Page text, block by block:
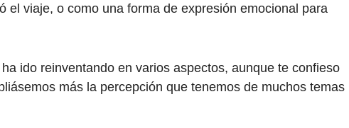
el viaje, o como una forma de expresión emocional para
ido reinventando en varios aspectos, aunque te confieso
más la percepción que tenemos de muchos temas